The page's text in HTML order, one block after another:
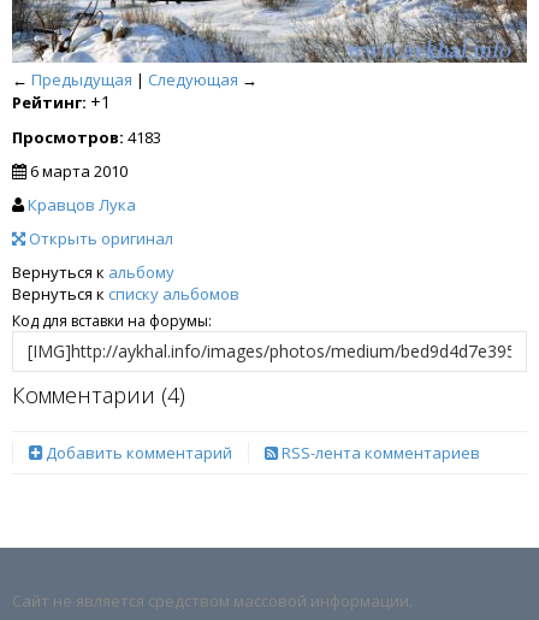
← Предыдущая | Следующая →
Рейтинг: +1
Просмотров: 4183
6 марта 2010
Кравцов Лука
Открыть оригинал
Вернуться к альбому
Вернуться к списку альбомов
Код для вставки на форумы:
Комментарии (4)
Добавить комментарий RSS-лента комментариев
Сайт не является средством массовой информации.